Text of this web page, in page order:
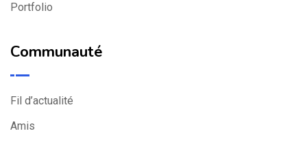
Portfolio
Communauté
Fil d’actualité
Amis